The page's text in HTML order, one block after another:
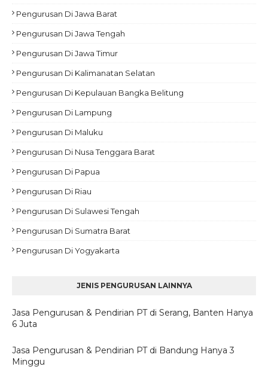
Pengurusan Di Jawa Barat
Pengurusan Di Jawa Tengah
Pengurusan Di Jawa Timur
Pengurusan Di Kalimanatan Selatan
Pengurusan Di Kepulauan Bangka Belitung
Pengurusan Di Lampung
Pengurusan Di Maluku
Pengurusan Di Nusa Tenggara Barat
Pengurusan Di Papua
Pengurusan Di Riau
Pengurusan Di Sulawesi Tengah
Pengurusan Di Sumatra Barat
Pengurusan Di Yogyakarta
JENIS PENGURUSAN LAINNYA
Jasa Pengurusan & Pendirian PT di Serang, Banten Hanya
6 Juta
Jasa Pengurusan & Pendirian PT di Bandung Hanya 3
Minggu